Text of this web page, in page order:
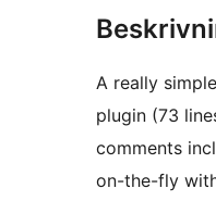
A really
plugin (73
comments
on-the-fly